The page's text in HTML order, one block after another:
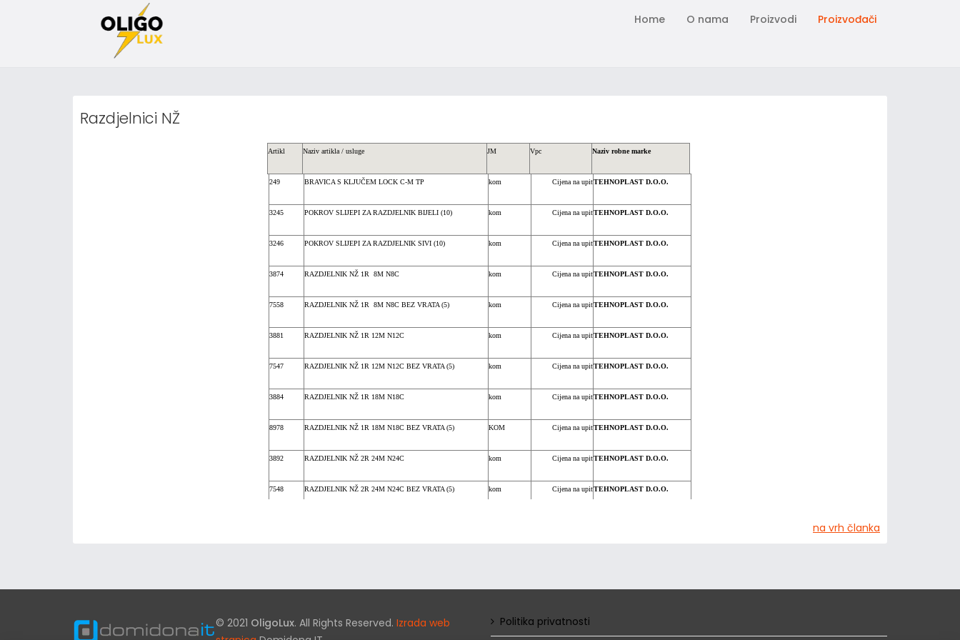
Home O nama Proizvodi Proizvođači
Razdjelnici NŽ
Artikl Naziv artikla / usluge JM Vpc Naziv robne marke
249 BRAVICA S KLJUČEM LOCK C-M TP kom Cijena na upitTEHNOPLAST D.O.O.
3245 POKROV SLIJEPI ZA RAZDJELNIK BIJELI (10) kom Cijena na upitTEHNOPLAST D.O.O.
3246 POKROV SLIJEPI ZA RAZDJELNIK SIVI (10) kom Cijena na upitTEHNOPLAST D.O.O.
3874 RAZDJELNIK NŽ 1R 8M N8C kom Cijena na upitTEHNOPLAST D.O.O.
7558 RAZDJELNIK NŽ 1R 8M N8C BEZ VRATA (5) kom Cijena na upitTEHNOPLAST D.O.O.
3881 RAZDJELNIK NŽ 1R 12M N12C kom Cijena na upitTEHNOPLAST D.O.O.
7547 RAZDJELNIK NŽ 1R 12M N12C BEZ VRATA (5) kom Cijena na upitTEHNOPLAST D.O.O.
3884 RAZDJELNIK NŽ 1R 18M N18C kom Cijena na upitTEHNOPLAST D.O.O.
8978 RAZDJELNIK NŽ 1R 18M N18C BEZ VRATA (5) KOM Cijena na upitTEHNOPLAST D.O.O.
3892 RAZDJELNIK NŽ 2R 24M N24C kom Cijena na upitTEHNOPLAST D.O.O.
7548 RAZDJELNIK NŽ 2R 24M N24C BEZ VRATA (5) kom Cijena na upitTEHNOPLAST D.O.O.
na vrh članka
© 2021 OligoLux. All Rights Reserved. Izrada web
Politika privatnosti